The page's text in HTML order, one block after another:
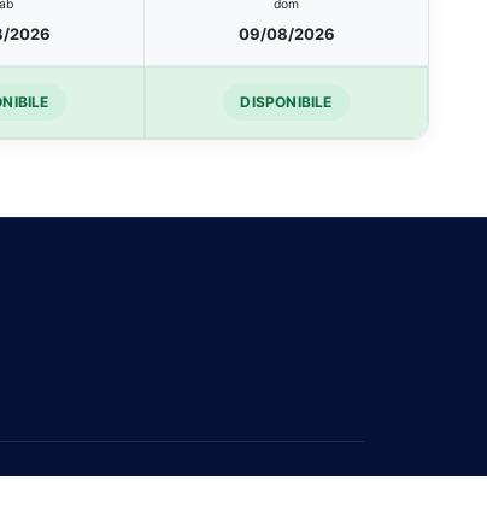
2026
dom
09/08/2026
DISPONIBILE